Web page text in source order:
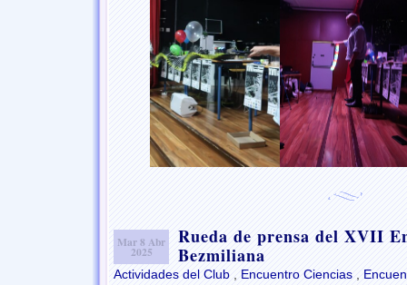
Mar 8 Abr
2025
Rueda de prensa del XVII
Bezmiliana
Actividades del Club , Encuentro Ciencias ,